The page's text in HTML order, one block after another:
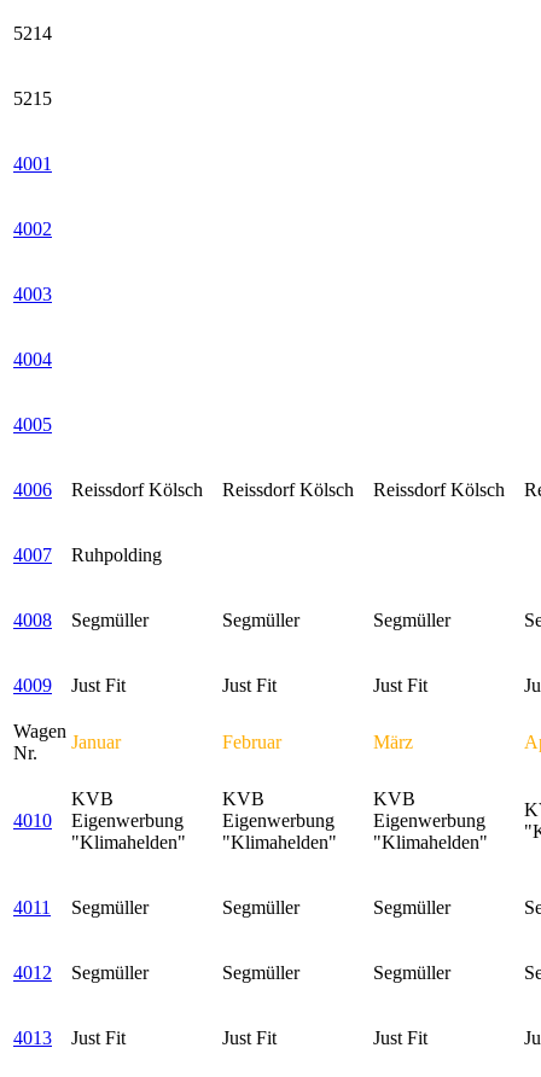
5214
5215
4001
4002
4003
4004
4005
4006 Reissdorf Kölsch Reissdorf Kölsch Reissdorf Kölsch
4007 Ruhpolding
4008 Segmüller Segmüller Segmüller
4009 Just Fit Just Fit Just Fit
Wagen
Nr.
Januar Februar März
4010
KVB
Eigenwerbung
"Klimahelden"
KVB
Eigenwerbung
"Klimahelden"
KVB
Eigenwerbung
"Klimahelden"
4011 Segmüller Segmüller Segmüller
4012 Segmüller Segmüller Segmüller
4013 Just Fit Just Fit Just Fit